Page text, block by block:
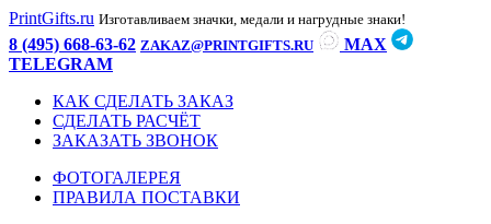
PrintGifts.ru Изготавливаем значки, медали и нагрудные знаки!
8 (495) 668-63-62 ZAKAZ@PRINTGIFTS.RU
MAX
TELEGRAM
КАК СДЕЛАТЬ ЗАКАЗ
СДЕЛАТЬ РАСЧЁТ
ЗАКАЗАТЬ ЗВОНОК
ФОТОГАЛЕРЕЯ
ПРАВИЛА ПОСТАВКИ